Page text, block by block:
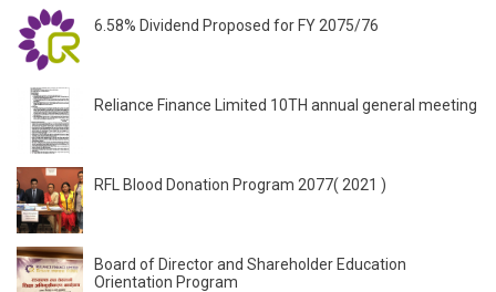
6.58% Dividend Proposed for FY 2075/76
Reliance Finance Limited 10TH annual general meeting
RFL Blood Donation Program 2077( 2021 )
Board of Director and Shareholder Education
Orientation Program